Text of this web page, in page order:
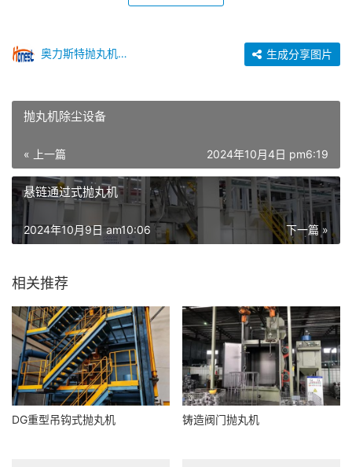
奥力斯特抛丸机设备 生成分享图片
抛丸机除尘设备
« 上一篇 2024年10月4日 pm6:19
悬链通过式抛丸机
下一篇 »
2024年10月9日 am10:06
相关推荐
DG重型吊钩式抛丸机 铸造阀门抛丸机